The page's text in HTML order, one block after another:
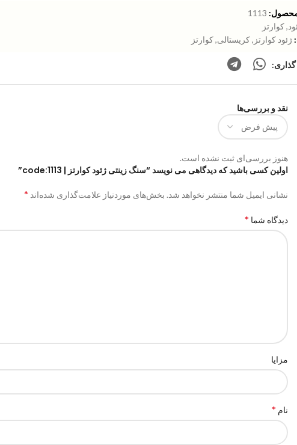
1113
,کوارتز
ژئود کوارتز ,کریستالی,کوارتز
نقد و بررسی‌ها
هنوز بررسی‌ای ثبت نشده است.
اولین کسی باشید که دیدگاهی می نویسد “سنگ زینتی ژئود کوارتز | code:1113”
نشانی ایمیل شما منتشر نخواهد شد. بخش‌های موردنیاز علامت‌گذاری شده‌اند *
دیدگاه شما *
مزایا
نام *